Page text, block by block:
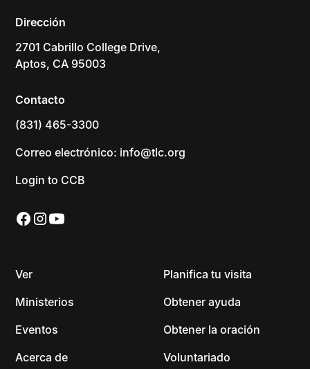
Dirección
2701 Cabrillo College Drive,
Aptos, CA 95003
Contacto
(831) 465-3300
Correo electrónico: info@tlc.org
Login to CCB
Ver
Ministerios
Eventos
Acerca de
Planifica tu visita
Obtener ayuda
Obtener la oración
Voluntariado